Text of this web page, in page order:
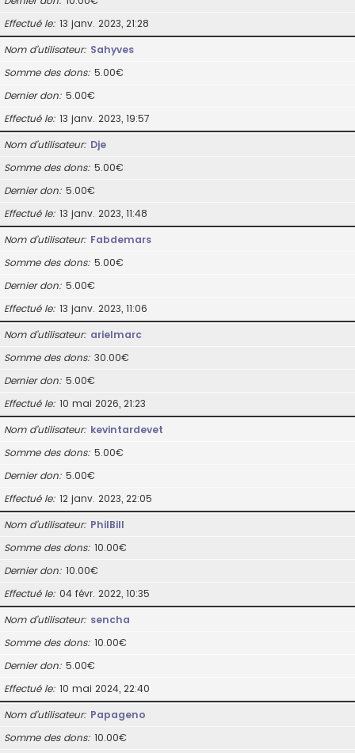
Effectué le 13 janv. 2023, 21:28
Nom d’utilisateur Sahyves
Somme des dons 5.00€
Dernier don 5.00€
Effectué le 13 janv. 2023, 19:57
Nom d’utilisateur Dje
Somme des dons 5.00€
Dernier don 5.00€
Effectué le 13 janv. 2023, 11:48
Nom d’utilisateur Fabdemars
Somme des dons 5.00€
Dernier don 5.00€
Effectué le 13 janv. 2023, 11:06
Nom d’utilisateur arielmarc
Somme des dons 30.00€
Dernier don 5.00€
Effectué le 10 mai 2026, 21:23
Nom d’utilisateur kevintardevet
Somme des dons 5.00€
Dernier don 5.00€
Effectué le 12 janv. 2023, 22:05
Nom d’utilisateur PhilBill
Somme des dons 10.00€
Dernier don 10.00€
Effectué le 04 févr. 2022, 10:35
Nom d’utilisateur sencha
Somme des dons 10.00€
Dernier don 5.00€
Effectué le 10 mai 2024, 22:40
Nom d’utilisateur Papageno
Somme des dons 10.00€